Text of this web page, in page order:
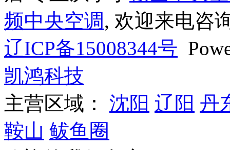
频中央空调, 欢迎来电咨
辽ICP备15008344号
凯鸿科技
主营区域： 沈阳 辽阳 丹
鞍山 鲅鱼圈